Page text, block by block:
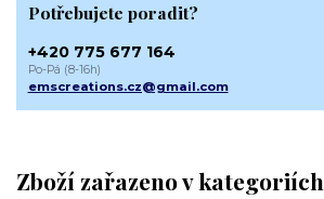
Zboží zařazeno v kategoriích
Potřebujete poradit?
+420 775 677 164
Po-Pá (8-16h)
emscreations.cz@gmail.com